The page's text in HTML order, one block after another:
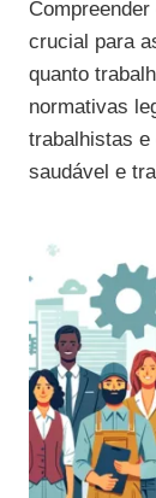
crucial para
quanto
normativas
trabalhistas e
saudável e